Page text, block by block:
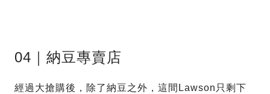
04｜納豆專賣店
經過大搶購後，除了納豆之外，這間Lawson只剩下